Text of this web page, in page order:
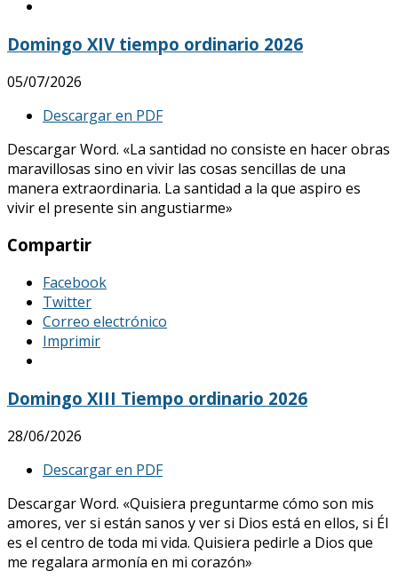
Domingo XIV tiempo ordinario 2026
05/07/2026
Descargar en PDF
Descargar Word. «La santidad no consiste en hacer obras
maravillosas sino en vivir las cosas sencillas de una
manera extraordinaria. La santidad a la que aspiro es
vivir el presente sin angustiarme»
Compartir
Facebook
Twitter
Correo electrónico
Imprimir
Domingo XIII Tiempo ordinario 2026
28/06/2026
Descargar en PDF
Descargar Word. «Quisiera preguntarme cómo son mis
amores, ver si están sanos y ver si Dios está en ellos, si Él
es el centro de toda mi vida. Quisiera pedirle a Dios que
me regalara armonía en mi corazón»